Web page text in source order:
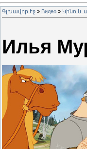
Գլխավոր էջ » Видео » Կինո և
Илья